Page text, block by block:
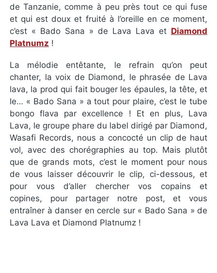
de Tanzanie, comme à peu près tout ce qui fuse
et qui est doux et fruité à l’oreille en ce moment,
c’est « Bado Sana » de Lava Lava et Diamond
Platnumz !
La mélodie entêtante, le refrain qu’on peut
chanter, la voix de Diamond, le phrasée de Lava
lava, la prod qui fait bouger les épaules, la tête, et
le… « Bado Sana » a tout pour plaire, c’est le tube
bongo flava par excellence ! Et en plus, Lava
Lava, le groupe phare du label dirigé par Diamond,
Wasafi Records, nous a concocté un clip de haut
vol, avec des chorégraphies au top. Mais plutôt
que de grands mots, c’est le moment pour nous
de vous laisser découvrir le clip, ci-dessous, et
pour vous d’aller chercher vos copains et
copines, pour partager notre post, et vous
entraîner à danser en cercle sur « Bado Sana » de
Lava Lava et Diamond Platnumz !